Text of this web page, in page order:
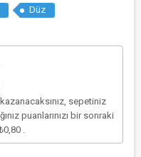
Düz
sepetiniz
puanlarınızı bir sonraki
.